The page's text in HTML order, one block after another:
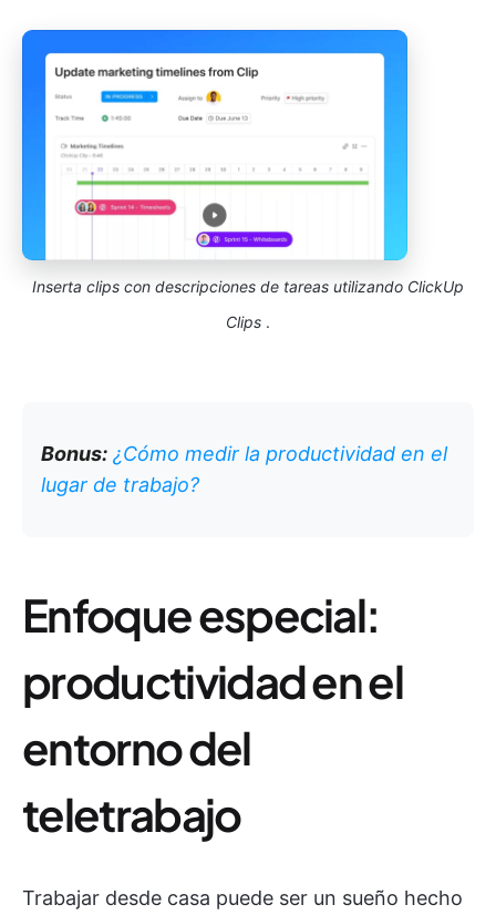
Inserta clips con descripciones de tareas utilizando ClickUp
Clips .
Bonus: ¿Cómo medir la productividad en el
lugar de trabajo?
Enfoque especial:
productividad en el
entorno del
teletrabajo
Trabajar desde casa puede ser un sueño hecho